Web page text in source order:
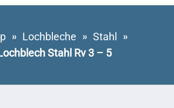
Lochbleche
Stahl
Stahl Rv 3 – 5